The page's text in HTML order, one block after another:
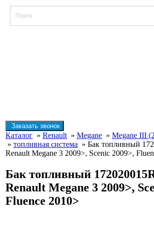
Заказать звонок
Каталог » Renault » Megane » Megane III
» топливная система » Бак топливный
Renault Megane 3 2009>, Scenic 2009>,
Бак топливный
Renault Megane 3 2009>,
Fluence 2010>